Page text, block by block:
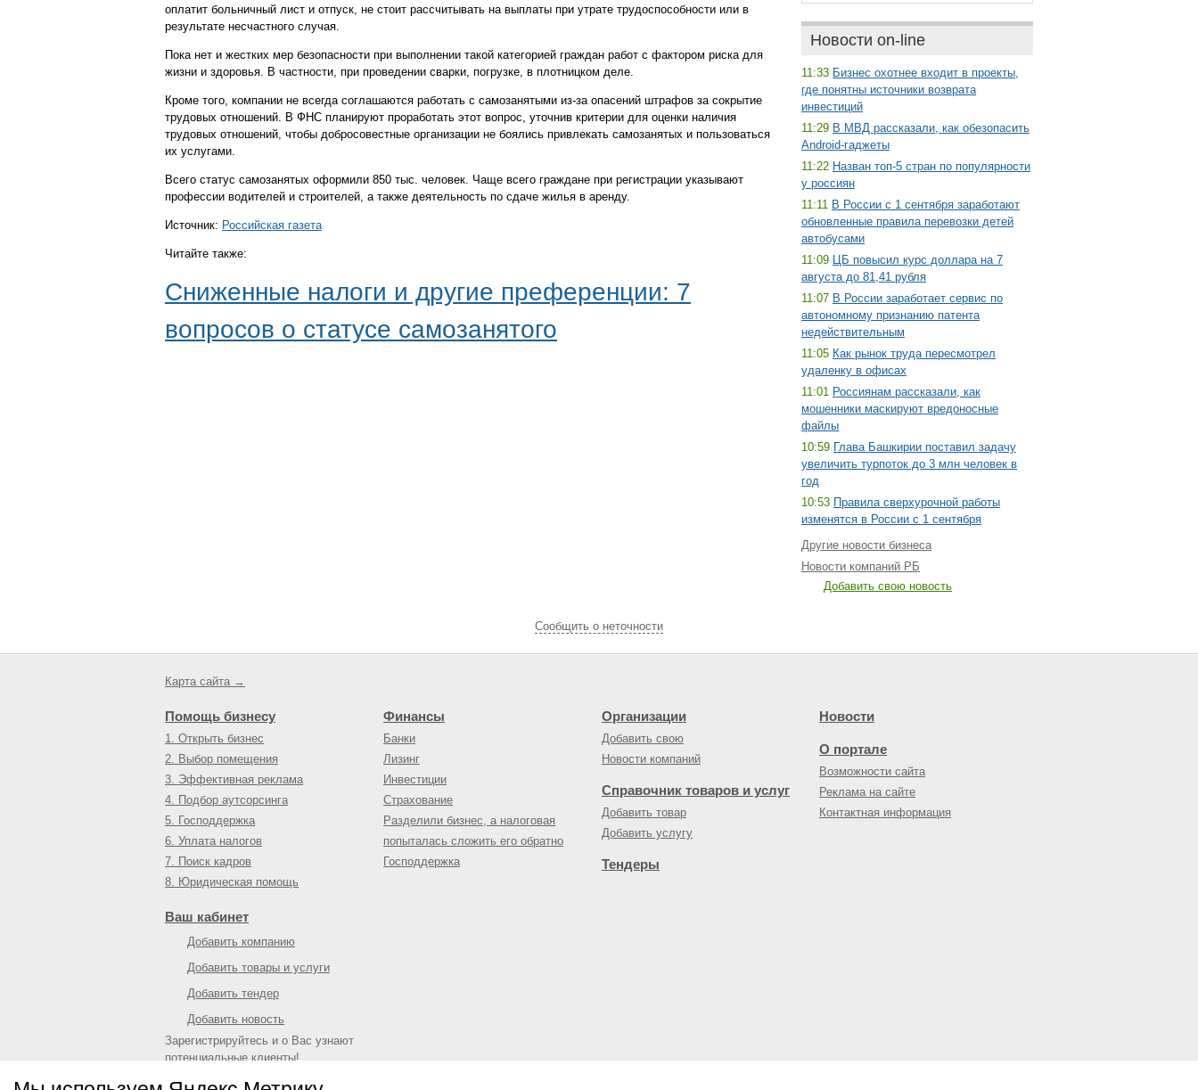
оплатит больничный лист и отпуск, не стоит рассчитывать на выплаты при утрате трудоспособности или в
результате несчастного случая.
Пока нет и жестких мер безопасности при выполнении такой категорией граждан работ с фактором риска для
жизни и здоровья. В частности, при проведении сварки, погрузке, в плотницком деле.
Кроме того, компании не всегда соглашаются работать с самозанятыми из-за опасений штрафов за сокрытие
трудовых отношений. В ФНС планируют проработать этот вопрос, уточнив критерии для оценки наличия
трудовых отношений, чтобы добросовестные организации не боялись привлекать самозанятых и пользоваться
их услугами.
Всего статус самозанятых оформили 850 тыс. человек. Чаще всего граждане при регистрации указывают
профессии водителей и строителей, а также деятельность по сдаче жилья в аренду.
Источник: Российская газета
Читайте также:
Сниженные налоги и другие преференции: 7
вопросов о статусе самозанятого
Новости on-line
11:33 Бизнес охотнее входит в проекты,
где понятны источники возврата
инвестиций
11:29 В МВД рассказали, как обезопасить
Android-гаджеты
11:22 Назван топ-5 стран по популярности
у россиян
11:11 В России с 1 сентября заработают
обновленные правила перевозки детей
автобусами
11:09 ЦБ повысил курс доллара на 7
августа до 81,41 рубля
11:07 В России заработает сервис по
автономному признанию патента
недействительным
11:05 Как рынок труда пересмотрел
удаленку в офисах
11:01 Россиянам рассказали, как
мошенники маскируют вредоносные
файлы
10:59 Глава Башкирии поставил задачу
увеличить турпоток до 3 млн человек в
год
10:53 Правила сверхурочной работы
изменятся в России с 1 сентября
Другие новости бизнеса
Новости компаний РБ
Добавить свою новость
Cообщить о неточности
Карта сайта →
Помощь бизнесу
1. Открыть бизнес
2. Выбор помещения
3. Эффективная реклама
4. Подбор аутсорсинга
5. Господдержка
6. Уплата налогов
7. Поиск кадров
8. Юридическая помощь
Финансы
Банки
Лизинг
Инвестиции
Страхование
Разделили бизнес, а налоговая
попыталась сложить его обратно
Господдержка
Организации
Добавить свою
Новости компаний
Справочник товаров и услуг
Добавить товар
Добавить услугу
Тендеры
Новости
О портале
Возможности сайта
Реклама на сайте
Контактная информация
Ваш кабинет
Добавить компанию
Добавить товары и услуги
Добавить тендер
Добавить новость
Зарегистрируйтесь и о Вас узнают
потенциальные клиенты!